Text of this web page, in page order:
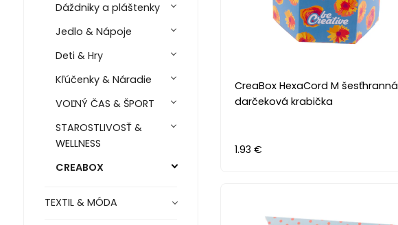
Dáždniky a pláštenky
Jedlo & Nápoje
Deti & Hry
Kľúčenky & Náradie
VOĽNÝ ČAS & ŠPORT
STAROSTLIVOSŤ &
WELLNESS
CREABOX
TEXTIL & MÓDA
CreaBox HexaCord M šesťhranná
darčeková krabička
1.93 €